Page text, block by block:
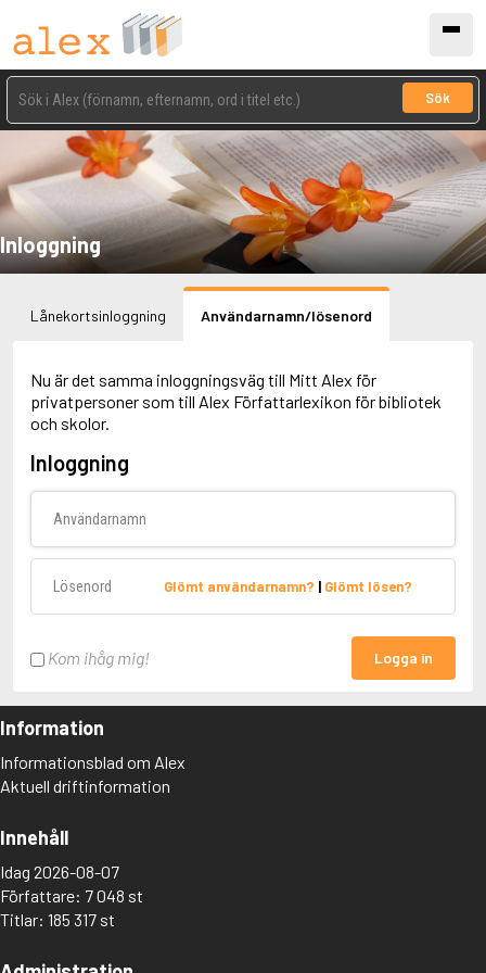
Sök
Inloggning
Lånekortsinloggning Användarnamn/lösenord
Nu är det samma inloggningsväg till Mitt Alex för
privatpersoner som till Alex Författarlexikon för bibliotek
och skolor.
Inloggning
Glömt användarnamn? | Glömt lösen?
Kom ihåg mig! Logga in
Information
Informationsblad om Alex
Aktuell driftinformation
Innehåll
Idag 2026-08-07
Författare: 7 048 st
Titlar: 185 317 st